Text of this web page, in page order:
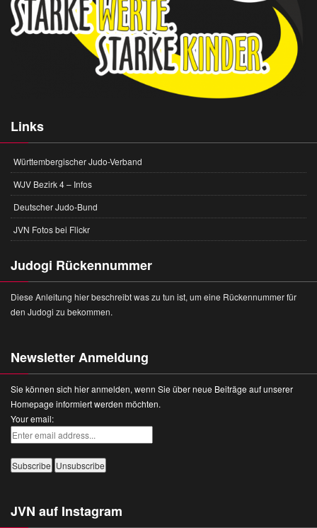
Links
Württembergischer Judo-Verband
WJV Bezirk 4 – Infos
Deutscher Judo-Bund
JVN Fotos bei Flickr
Judogi Rückennummer
Diese Anleitung hier beschreibt was zu tun ist, um eine Rückennummer für
den Judogi zu bekommen.
Newsletter Anmeldung
Sie können sich hier anmelden, wenn Sie über neue Beiträge auf unserer
Homepage informiert werden möchten.
Your email:
JVN auf Instagram